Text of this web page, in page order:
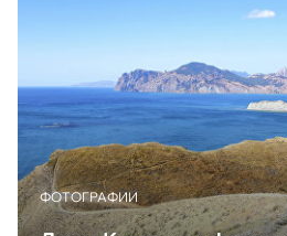
ФОТОГРАФИИ